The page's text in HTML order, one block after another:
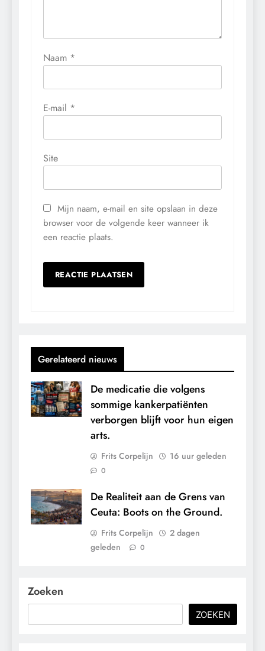
Naam *
E-mail *
Site
Mijn naam, e-mail en site opslaan in deze
browser voor de volgende keer wanneer ik
een reactie plaats.
Gerelateerd nieuws
De medicatie die volgens
sommige kankerpatiënten
verborgen blijft voor hun eigen
arts.
Frits Corpelijn 16 uur geleden
0
De Realiteit aan de Grens van
Ceuta: Boots on the Ground.
Frits Corpelijn
2 dagen
geleden
0
Zoeken
ZOEKEN